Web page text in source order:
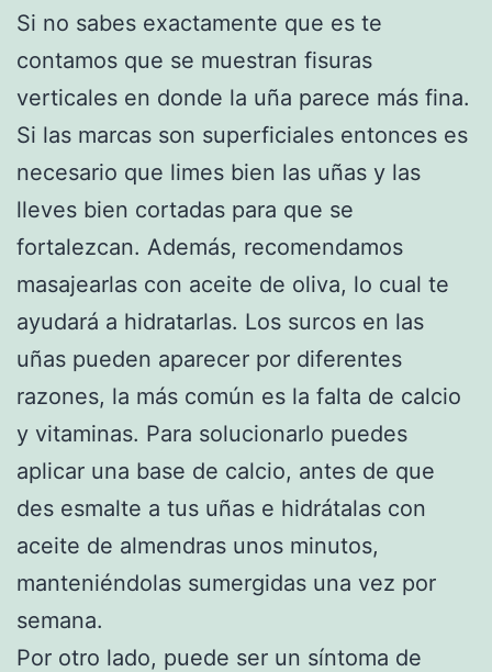
Si no sabes exactamente que es te
contamos que se muestran fisuras
verticales en donde la uña parece más fina.
Si las marcas son superficiales entonces es
necesario que limes bien las uñas y las
lleves bien cortadas para que se
fortalezcan. Además, recomendamos
masajearlas con aceite de oliva, lo cual te
ayudará a hidratarlas. Los surcos en las
uñas pueden aparecer por diferentes
razones, la más común es la falta de calcio
y vitaminas. Para solucionarlo puedes
aplicar una base de calcio, antes de que
des esmalte a tus uñas e hidrátalas con
aceite de almendras unos minutos,
manteniéndolas sumergidas una vez por
semana.
Por otro lado, puede ser un síntoma de